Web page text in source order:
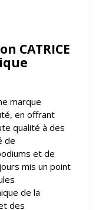
CATRICE
marque
en offrant
qualité à des
de
et de
mis un point
de la
des